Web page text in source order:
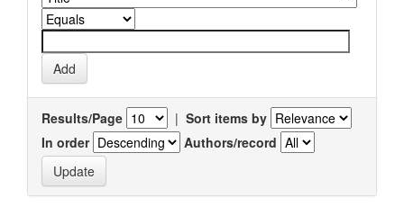
Results/Page | Sort items by
In order
Authors/record